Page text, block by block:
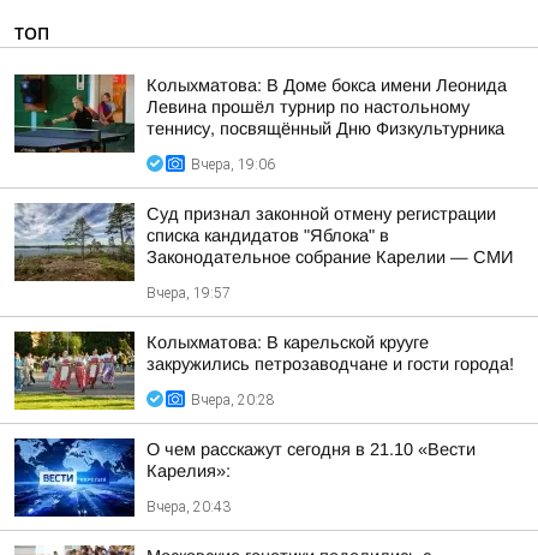
ТОП
Колыхматова: В Доме бокса имени Леонида
Левина прошёл турнир по настольному
теннису, посвящённый Дню Физкультурника
Вчера, 19:06
Суд признал законной отмену регистрации
списка кандидатов "Яблока" в
Законодательное собрание Карелии — СМИ
Вчера, 19:57
Колыхматова: В карельской крууге
закружились петрозаводчане и гости города!
Вчера, 20:28
О чем расскажут сегодня в 21.10 «Вести
Карелия»:
Вчера, 20:43